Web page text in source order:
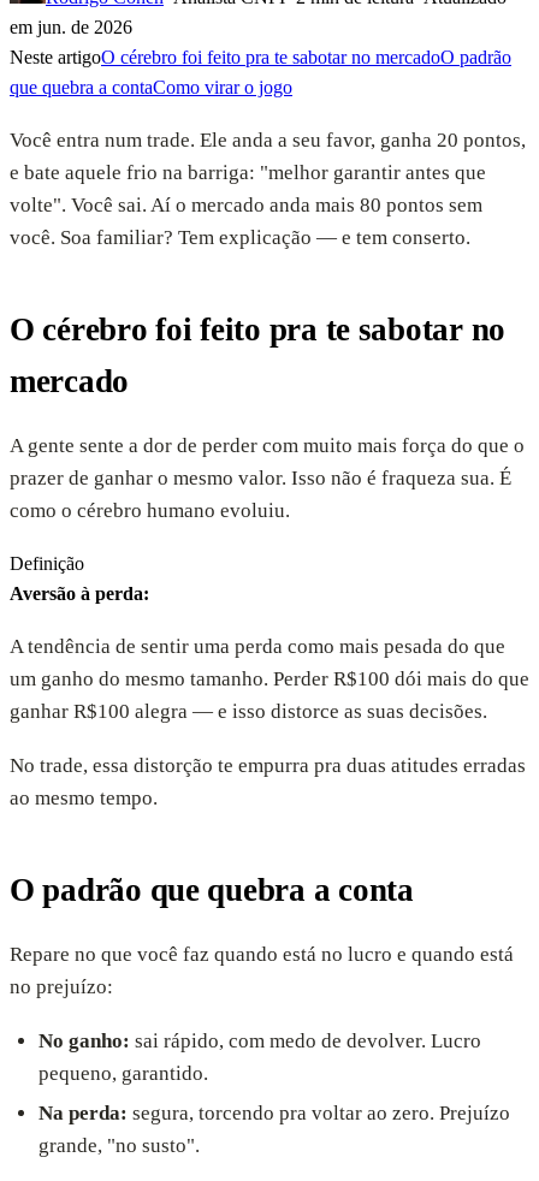
em jun. de 2026
Neste artigoO cérebro foi feito pra te sabotar no mercadoO padrão
que quebra a contaComo virar o jogo
Você entra num trade. Ele anda a seu favor, ganha 20 pontos,
e bate aquele frio na barriga: "melhor garantir antes que
volte". Você sai. Aí o mercado anda mais 80 pontos sem
você. Soa familiar? Tem explicação — e tem conserto.
O cérebro foi feito pra te sabotar no
mercado
A gente sente a dor de perder com muito mais força do que o
prazer de ganhar o mesmo valor. Isso não é fraqueza sua. É
como o cérebro humano evoluiu.
Definição
Aversão à perda:
A tendência de sentir uma perda como mais pesada do que
um ganho do mesmo tamanho. Perder R$100 dói mais do que
ganhar R$100 alegra — e isso distorce as suas decisões.
No trade, essa distorção te empurra pra duas atitudes erradas
ao mesmo tempo.
O padrão que quebra a conta
Repare no que você faz quando está no lucro e quando está
no prejuízo:
No ganho: sai rápido, com medo de devolver. Lucro
pequeno, garantido.
Na perda: segura, torcendo pra voltar ao zero. Prejuízo
grande, "no susto".